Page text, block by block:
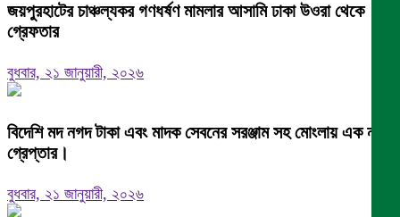
জয়পুরহাটের চাঞ্চল্যকর গণধর্ষণ মামলার আসামি ঢাকা উওরা থেকে
গ্রেফতার
বুধবার, ২১ জানুয়ারী, ২০২৬
বিদেশি মদ নগদ টাকা এবং মাদক সেবনের সরঞ্জাম সহ মোংলায় এক নারী
গ্রেপ্তার।
বুধবার, ২১ জানুয়ারী, ২০২৬